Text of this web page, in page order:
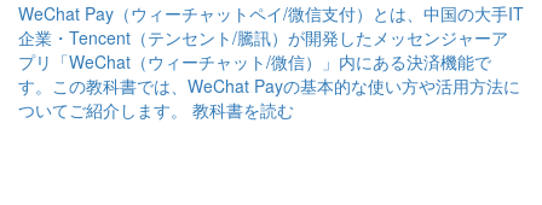
WeChat Pay（ウィーチャットペイ/微信支付）とは、中国の大手IT
企業・Tencent（テンセント/騰訊）が開発したメッセンジャーア
プリ「WeChat（ウィーチャット/微信）」内にある決済機能で
す。この教科書では、WeChat Payの基本的な使い方や活用方法に
ついてご紹介します。 教科書を読む